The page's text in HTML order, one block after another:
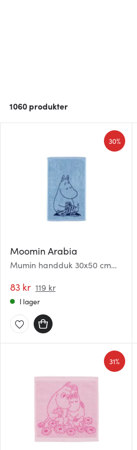
1060 produkter
Moomin Arabia
Mumin handduk 30x50 cm
83 kr 119 kr
30%
I lager
31%